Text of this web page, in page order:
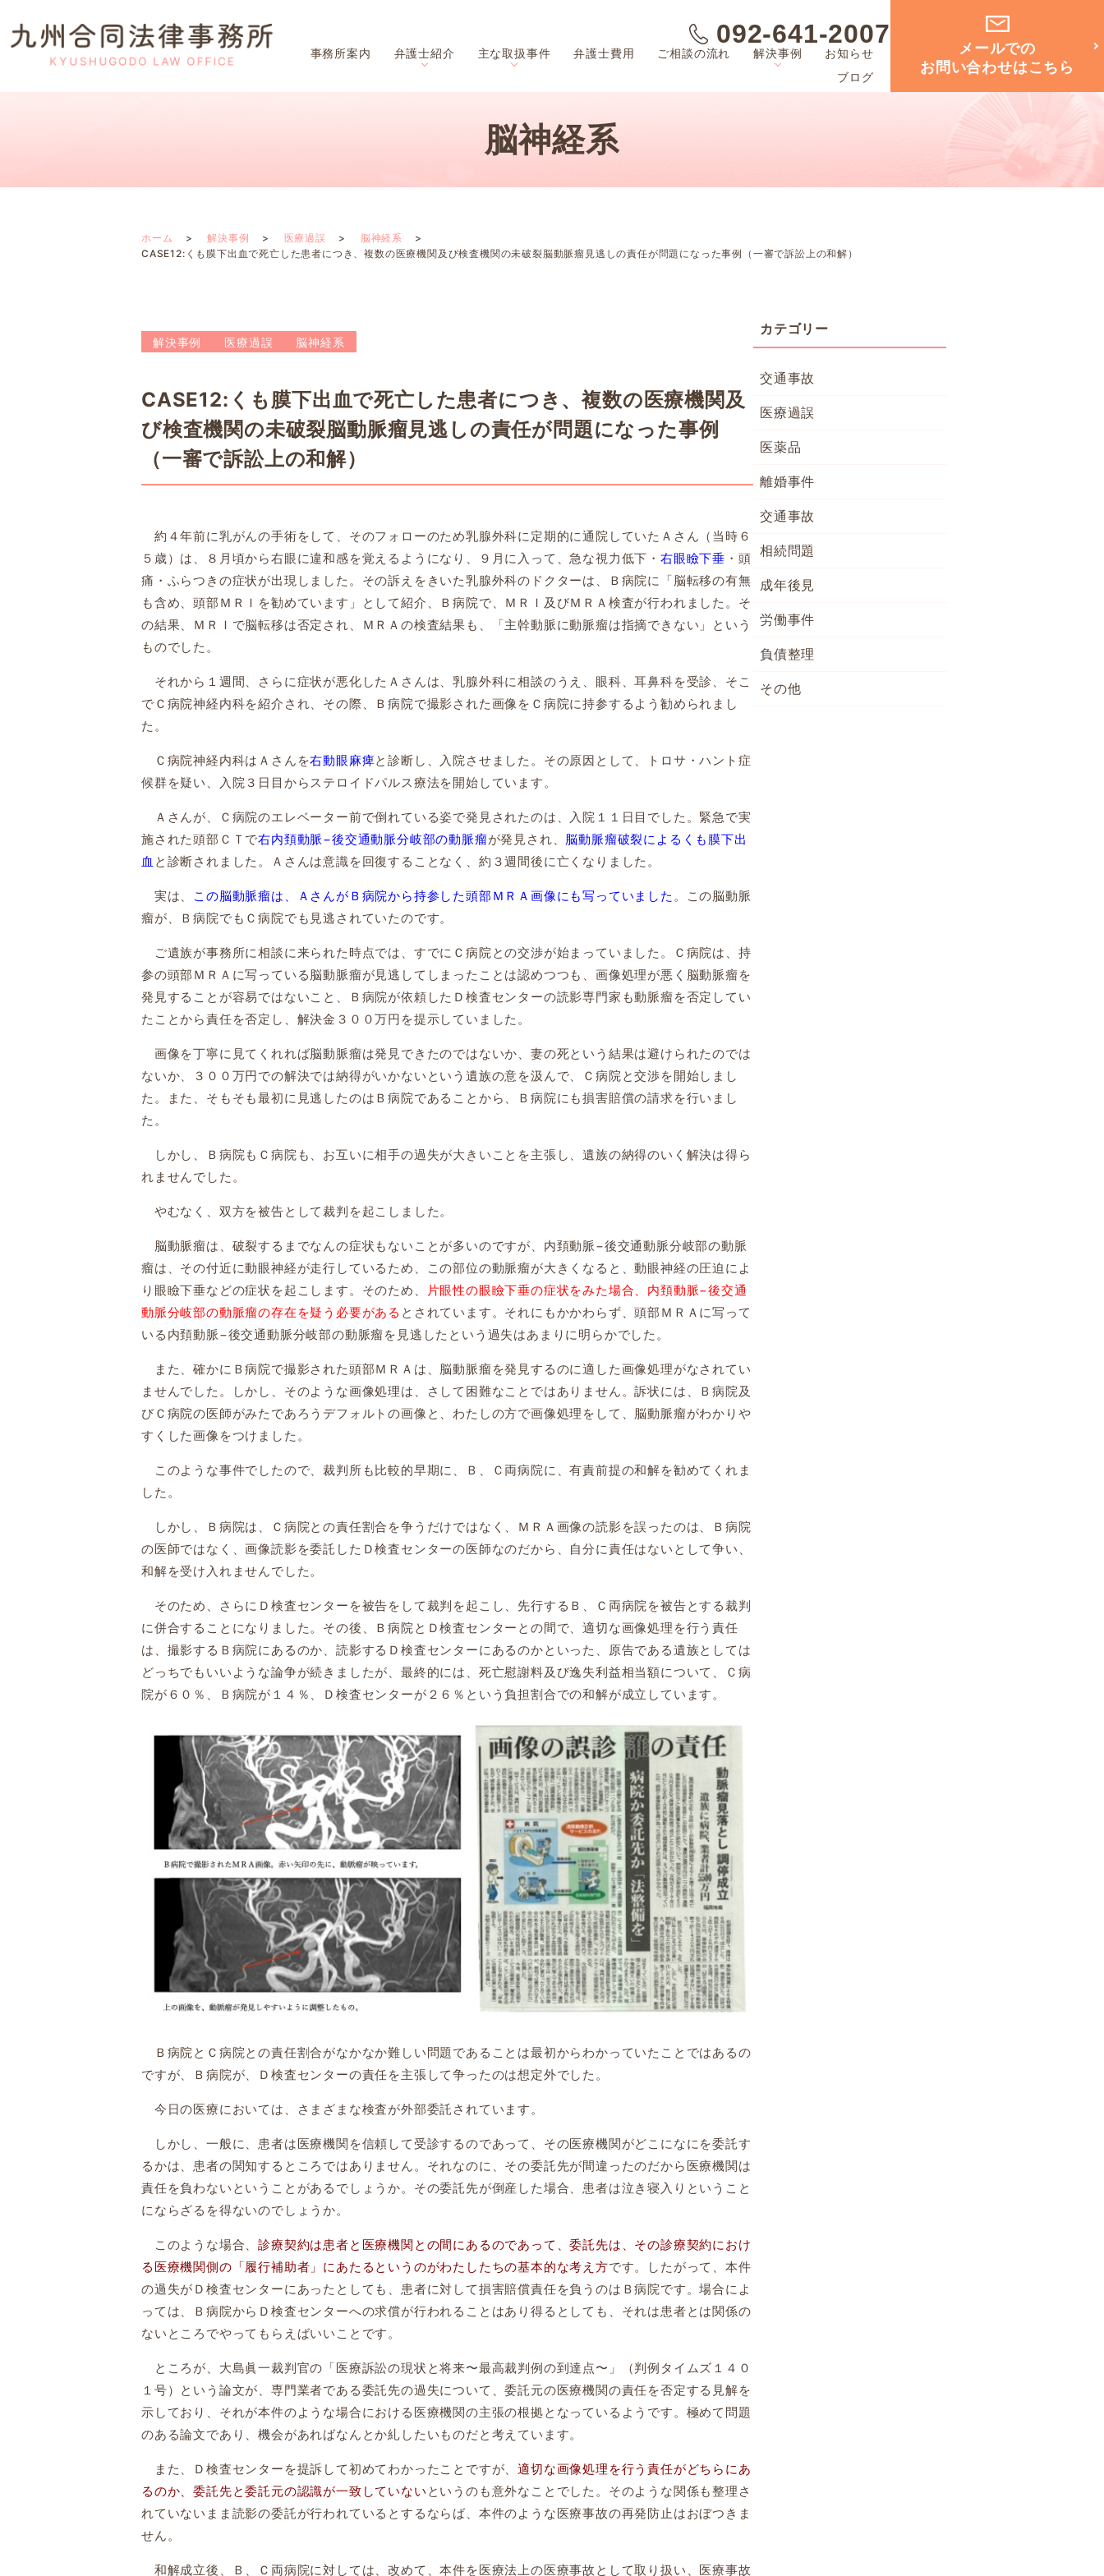
事務所案内 弁護士紹介 主な取扱事件 弁護士費用 ご相談の流れ 解決事例
お知らせ
ブログ
092-641-2007
メールでの
お問い合わせはこちら
脳神経系
ホーム 解決事例 医療過誤
脳神経系
CASE12:くも膜下出血で死亡した患者につき、複数の医療機関及び検査機関の未破裂脳動脈瘤見逃しの責任が問題になった事例（一審で訴訟上の和解）
解決事例 医療過誤 脳神経系
CASE12:くも膜下出血で死亡した患者につき、複数の医療機関及
び検査機関の未破裂脳動脈瘤見逃しの責任が問題になった事例
（一審で訴訟上の和解）
約４年前に乳がんの手術をして、そのフォローのため乳腺外科に定期的に通院していたＡさん（当時６
５歳）は、８月頃から右眼に違和感を覚えるようになり、
９月に入って、急な視力低下・右眼瞼下垂 ・頭
痛・ふらつきの症状が出現しました 。その訴えをきいた乳腺外科のドクターは、Ｂ病院に「脳転移の有無
も含め、頭部ＭＲＩを勧めています」として紹介、Ｂ病院で、ＭＲＩ及びＭＲＡ検査が行われました。そ
の結果、ＭＲＩで脳転移は否定され、ＭＲＡの検査結果も、「主幹動脈に動脈瘤は指摘できない」という
ものでした。
それから１週間、さらに症状が悪化したＡさんは、乳腺外科に相談のうえ、眼科、耳鼻科を受診、そこ
でＣ病院神経内科を紹介され、その際、Ｂ病院で撮影された画像をＣ病院に持参するよう勧められまし
た。
Ｃ病院神経内科はＡさんを右動眼麻痺と診断し、入院させました。その原因として、トロサ・ハント症
候群を疑い、入院３日目からステロイドパルス療法を開始しています。
Ａさんが、Ｃ病院のエレベーター前で倒れている姿で発見されたのは、入院１１日目でした。緊急で実
施された頭部ＣＴで右内頚動脈−後交通動脈分岐部の動脈瘤が発見され、 脳動脈瘤破裂によるくも膜下出
血 と診断されました。Ａさんは意識を回復することなく、約３週間後に亡くなりました。
実は、 この脳動脈瘤は、ＡさんがＢ病院から持参した頭部ＭＲＡ画像にも写っていました 。この脳動脈
瘤が、Ｂ病院でもＣ病院でも見逃されていたのです。
ご遺族が事務所に相談に来られた時点では、すでにＣ病院との交渉が始まっていました。Ｃ病院は、持
参の頭部ＭＲＡに写っている脳動脈瘤が見逃してしまったことは認めつつも、画像処理が悪く脳動脈瘤を
発見することが容易ではないこと、Ｂ病院が依頼したＤ検査センターの読影専門家も動脈瘤を否定してい
たことから責任を否定し、解決金３００万円を提示していました。
画像を丁寧に見てくれれば脳動脈瘤は発見できたのではないか、妻の死という結果は避けられたのでは
ないか、３００万円での解決では納得がいかないという遺族の意を汲んで、Ｃ病院と交渉を開始しまし
た。また、そもそも最初に見逃したのはＢ病院であることから、Ｂ病院にも損害賠償の請求を行いまし
た。
しかし、Ｂ病院もＣ病院も、お互いに相手の過失が大きいことを主張し、遺族の納得のいく解決は得ら
れませんでした。
やむなく、双方を被告として裁判を起こしました。
脳動脈瘤は、破裂するまでなんの症状もないことが多いのですが、 内頚動脈−後交通動脈分岐部の動脈
瘤は、その付近に動眼神経が走行しているため、この部位の動脈瘤が大きくなると、動眼神経の圧迫によ
り眼瞼下垂などの症状を起こします。そのため、
片眼性の眼瞼下垂の症状をみた場合、内頚動脈−後交通
動脈分岐部の動脈瘤の存在を疑う必要がある とされています。それにもかかわらず、頭部ＭＲＡに写って
いる内頚動脈−後交通動脈分岐部の動脈瘤を見逃したという過失はあまりに明らかでした。
また、確かにＢ病院で撮影された頭部ＭＲＡは、脳動脈瘤を発見するのに適した画像処理がなされてい
ませんでした。しかし、そのような画像処理は、さして困難なことではありません。訴状には、Ｂ病院及
びＣ病院の医師がみたであろうデフォルトの画像と、わたしの方で画像処理をして、脳動脈瘤がわかりや
すくした画像をつけました。
このような事件でしたので、裁判所も比較的早期に、Ｂ、Ｃ両病院に、有責前提の和解を勧めてくれま
した。
しかし、Ｂ病院は、Ｃ病院との責任割合を争うだけではなく、ＭＲＡ画像の読影を誤ったのは、Ｂ病院
の医師ではなく、画像読影を委託したＤ検査センターの医師なのだから、自分に責任はないとして争い、
和解を受け入れませんでした。
そのため、さらにＤ検査センターを被告をして裁判を起こし、先行するＢ、Ｃ両病院を被告とする裁判
に併合することになりました。その後、Ｂ病院とＤ検査センターとの間で、適切な画像処理を行う責任
は、撮影するＢ病院にあるのか、読影するＤ検査センターにあるのかといった、原告である遺族としては
どっちでもいいような論争が続きましたが、最終的には、死亡慰謝料及び逸失利益相当額について、Ｃ病
院が６０％、Ｂ病院が１４％、Ｄ検査センターが２６％という負担割合での和解が成立しています。
Ｂ病院とＣ病院との責任割合がなかなか難しい問題であることは最初からわかっていたことではあるの
ですが、Ｂ病院が、
Ｄ検査センターの責任を主張して争ったのは想定外でした。
今日の医療においては、さまざまな検査が外部委託されています。
しかし、一般に、患者は医療機関を信頼して受診するのであって、その医療機関がどこになにを委託す
るかは、患者の関知するところではありません。それなのに、その委託先が間違ったのだから医療機関は
責任を負わないということがあるでしょうか。その委託先が倒産した場合、患者は泣き寝入りということ
にならざるを得ないのでしょうか。
このような場合、診療契約は患者と医療機関との間にあるのであって、委託先は、その診療契約におけ
る医療機関側の「履行補助者」にあたるというのがわたしたちの基本的な考え方です。したがって、本件
の過失がＤ検査センターにあったとしても、患者に対して損害賠償責任を負うのはＢ病院です。場合によ
っては、Ｂ病院からＤ検査センターへの求償が行われることはあり得るとしても、それは患者とは関係の
ないところでやってもらえばいいことです。
ところが、大島眞一裁判官の「医療訴訟の現状と将来〜最高裁判例の到達点〜」（判例タイムズ１４０
１号）という論文が、専門業者である委託先の過失について、委託元の医療機関の責任を否定する見解を
示しており、それが本件のような場合における医療機関の主張の根拠となっているようです。極めて問題
のある論文であり、機会があればなんとか糺したいものだと考えています。
また、Ｄ検査センターを提訴して初めてわかったことですが、適切な画像処理を行う責任がどちらにあ
るのか、委託先と委託元の認識が一致していない というのも意外なことでした。そのような関係も整理さ
れていないまま読影の委託が行われているとするならば、本件のような医療事故の再発防止はおぼつきま
せん。
和解成立後、Ｂ、Ｃ両病院に対しては、改めて、本件を医療法上の医療事故として取り扱い、医療事故
交通事故
医療過誤
医薬品
離婚事件
交通事故
相続問題
成年後見
労働事件
負債整理
その他